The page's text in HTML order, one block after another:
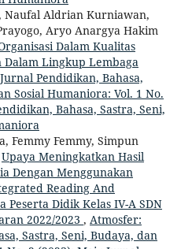
Naufal Aldrian Kurniawan,
Aryo Anargya Hakim
Dalam Kualitas
Lingkup Lembaga
Pendidikan, Bahasa,
Sosial Humaniora: Vol. 1 No.
Bahasa, Sastra, Seni,
Femmy Femmy, Simpun
Upaya Meningkatkan Hasil
Dengan Menggunakan
Reading And
Peserta Didik Kelas IV-A SDN
2022/2023 , Atmosfer:
Sastra, Seni, Budaya, dan